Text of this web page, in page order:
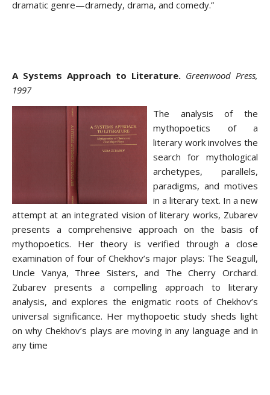
dramatic genre—dramedy, drama, and comedy.”
A Systems Approach to Literature. Greenwood Press,
1997
The analysis of the
mythopoetics of a
literary work involves the
search for mythological
archetypes, parallels,
paradigms, and motives
in a literary text. In a new
attempt at an integrated vision of literary works, Zubarev
presents a comprehensive approach on the basis of
mythopoetics. Her theory is verified through a close
examination of four of Chekhov’s major plays: The Seagull,
Uncle Vanya, Three Sisters, and The Cherry Orchard.
Zubarev presents a compelling approach to literary
analysis, and explores the enigmatic roots of Chekhov’s
universal significance. Her mythopoetic study sheds light
on why Chekhov’s plays are moving in any language and in
any time